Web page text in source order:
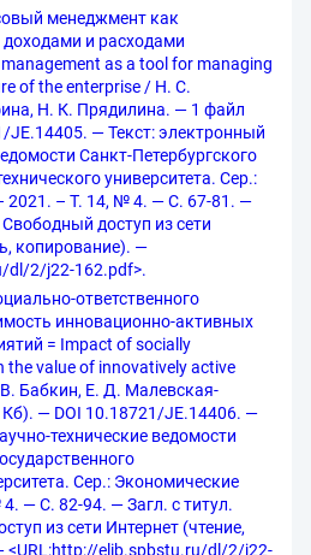
менеджмент как
и расходами
as a tool for managing
of the enterprise / Н. С.
Н. К. Прядилина. — 1 файл
JE.14405. — Текст: электронный
Санкт-Петербургского
университета. Сер.:
2021. – Т. 14, № 4. — С. 67-81. —
доступ из сети
копирование). —
dl/2/j22-162.pdf>.
ответственного
инновационно-активных
= Impact of socially
the value of innovatively active
Бабкин, Е. Д. Малевская-
— DOI 10.18721/JE.14406. —
технические ведомости
Сер.: Экономические
— С. 82-94. — Загл. с титул.
из сети Интернет (чтение,
<URL:http://elib.spbstu.ru/dl/2/j22-